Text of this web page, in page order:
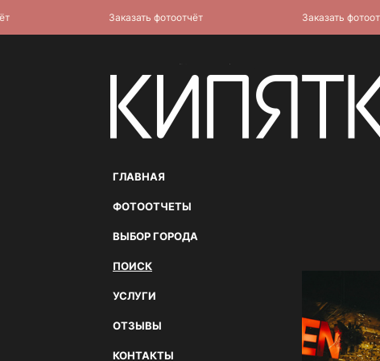
ГЛАВНАЯ
ФОТООТЧЕТЫ
ВЫБОР ГОРОДА
ПОИСК
УСЛУГИ
ОТЗЫВЫ
КОНТАКТЫ
Заказать фотоотчёт Заказать фотоотчёт